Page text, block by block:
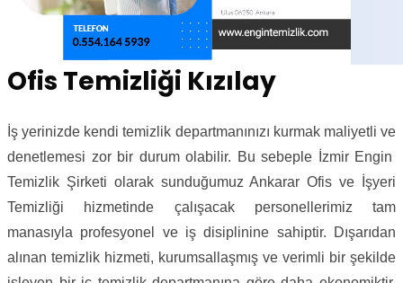
Ofis Temizliği Kızılay
İş yerinizde kendi temizlik departmanınızı kurmak maliyetli ve
denetlemesi zor bir durum olabilir. Bu sebeple İzmir Engin
Temizlik Şirketi olarak sunduğumuz Ankarar Ofis ve İşyeri
Temizliği hizmetinde çalışacak personellerimiz tam
manasıyla profesyonel ve iş disiplinine sahiptir. Dışarıdan
alınan temizlik hizmeti, kurumsallaşmış ve verimli bir şekilde